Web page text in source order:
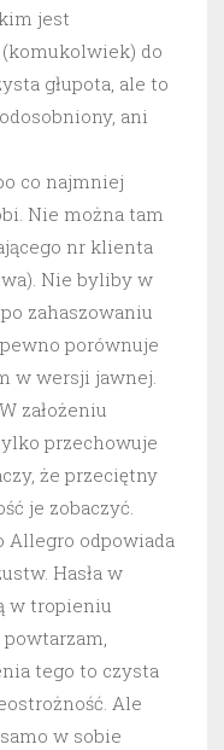
jest
do
głupota, ale to
ani
co najmniej
Nie można tam
nr klienta
Nie byliby w
zahaszowaniu
porównuje
w wersji jawnej.
założeniu
przechowuje
że przeciętny
je zobaczyć.
Allegro odpowiada
Hasła w
w tropieniu
tego to czysta
Ale
w sobie